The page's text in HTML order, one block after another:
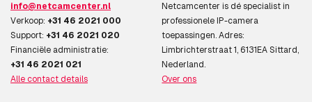
Ondersteunde
videoformaten
H.264,MPEG4
Ondersteunde
grafische resoluties
1280 x 720 (HD 720)
info@netcamcenter.nl
Verkoop: +31 46 2021 000
Support: +31 46 2021 020
Financiële administratie:
+31 46 2021 021
Alle contact details
Netcamcenter is dé specialist in
professionele IP-camera
toepassingen. Adres:
Limbrichterstraat 1, 6131EA Sittard,
Nederland.
Over ons